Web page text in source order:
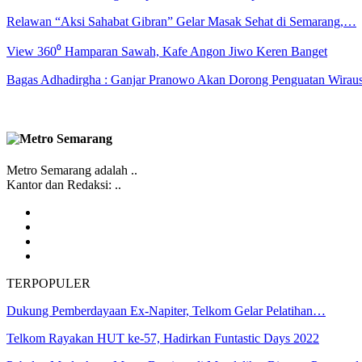
Relawan “Aksi Sahabat Gibran” Gelar Masak Sehat di Semarang,…
View 360⁰ Hamparan Sawah, Kafe Angon Jiwo Keren Banget
Bagas Adhadirgha : Ganjar Pranowo Akan Dorong Penguatan
Metro Semarang adalah ..
Kantor dan Redaksi: ..
TERPOPULER
Dukung Pemberdayaan Ex-Napiter, Telkom Gelar Pelatihan…
Telkom Rayakan HUT ke-57, Hadirkan Funtastic Days 2022